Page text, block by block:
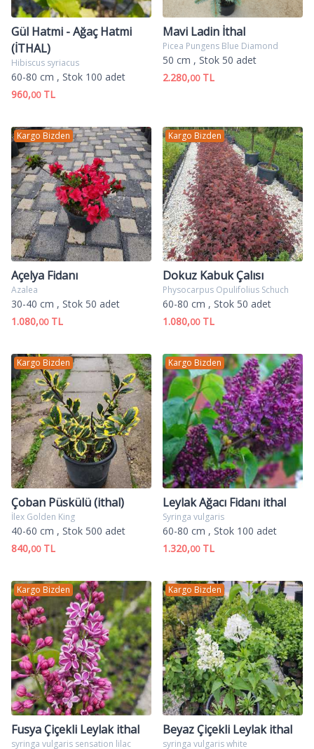
Gül Hatmi - Ağaç Hatmi
(İTHAL)
Hibiscus syriacus
60-80 cm , Stok 100 adet
960,00TL
Mavi Ladin İthal
Picea Pungens Blue Diamond
50 cm , Stok 50 adet
2.280,00TL
Kargo Bizden
Açelya Fidanı
Azalea
30-40 cm , Stok 50 adet
1.080,00TL
Kargo Bizden
Dokuz Kabuk Çalısı
Physocarpus Opulifolius Schuch
60-80 cm , Stok 50 adet
1.080,00TL
Kargo Bizden
Çoban Püskülü (ithal)
İlex Golden King
40-60 cm , Stok 500 adet
840,00TL
Kargo Bizden
Leylak Ağacı Fidanı ithal
Syringa vulgaris
60-80 cm , Stok 100 adet
1.320,00TL
Kargo Bizden
Fusya Çiçekli Leylak ithal
syringa vulgaris sensation lilac
Kargo Bizden
Beyaz Çiçekli Leylak ithal
syringa vulgaris white